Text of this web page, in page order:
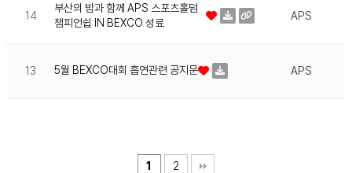
14
부산의 밤과 함께 APS 스포츠홀덤
챔피언쉽 IN BEXCO 성료
APS
13 5월 BEXCO대회 흡연관련 공지문 APS
1 2